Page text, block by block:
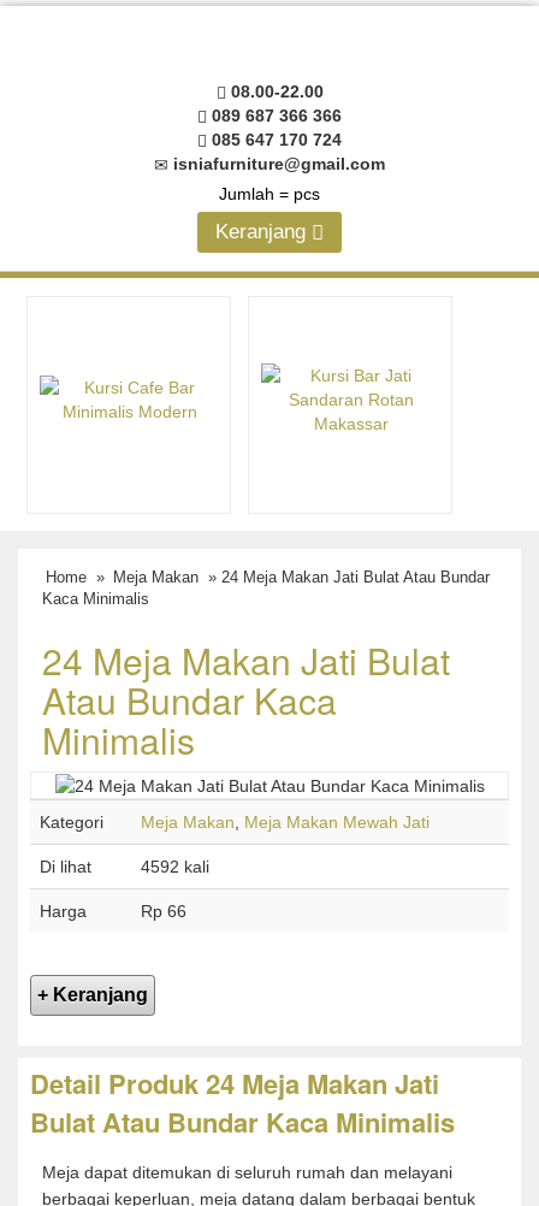
08.00-22.00
089 687 366 366
085 647 170 724
isniafurniture@gmail.com
Jumlah = pcs
Keranjang
Home » Meja Makan » 24 Meja Makan Jati Bulat Atau Bundar
Kaca Minimalis
24 Meja Makan Jati Bulat
Atau Bundar Kaca
Minimalis
Kategori Meja Makan, Meja Makan Mewah Jati
Di lihat 4592 kali
Harga Rp 66
Detail Produk 24 Meja Makan Jati
Bulat Atau Bundar Kaca Minimalis
Meja dapat ditemukan di seluruh rumah dan melayani
berbagai keperluan, meja datang dalam berbagai bentuk